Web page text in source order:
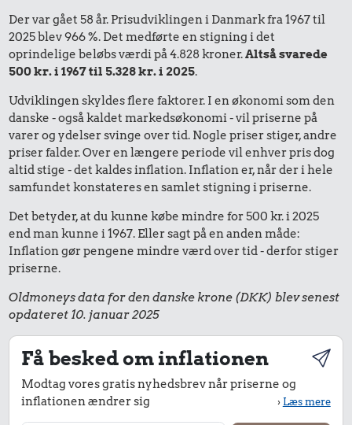
Der var gået 58 år. Prisudviklingen i Danmark fra 1967 til
2025 blev 966 %. Det medførte en stigning i det
oprindelige beløbs værdi på 4.828 kroner.Altså svarede
500 kr. i 1967 til 5.328 kr. i 2025.
Udviklingen skyldes flere faktorer. I en økonomi som den
danske - også kaldet markedsøkonomi - vil priserne på
varer og ydelser svinge over tid. Nogle priser stiger, andre
priser falder. Over en længere periode vil enhver pris dog
altid stige - det kaldes inflation. Inflation er, når der i hele
samfundet konstateres en samlet stigning i priserne.
Det betyder, at du kunne købe mindre for 500 kr. i 2025
end man kunne i 1967. Eller sagt på en anden måde:
Inflation gør pengene mindre værd over tid - derfor stiger
priserne.
Oldmoneys data for den danske krone (DKK) blev senest
opdateret 10. januar 2025
Få besked om inflationen
Modtag vores gratis nyhedsbrev når priserne og
inflationen ændrer sig
›Læs mere